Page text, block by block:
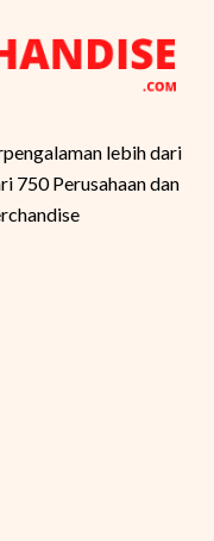
lebih dari
750 Perusahaan dan